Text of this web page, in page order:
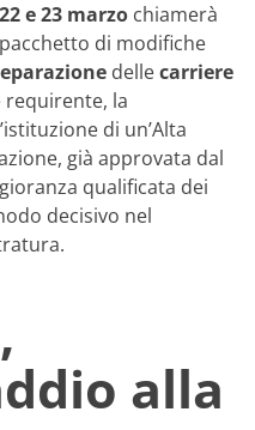
22 e 23 marzo chiamerà
di modifiche
dellecarriere
la
di un’Alta
già approvata dal
qualificata dei
decisivo nel
alla